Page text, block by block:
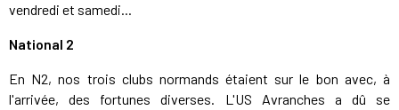
vendredi et samedi...
National 2
En N2, nos trois clubs normands étaient sur le bon avec, à
l'arrivée, des fortunes diverses. L'US Avranches a dû se